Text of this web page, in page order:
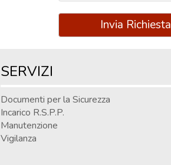
Invia Richiesta
SERVIZI
Documenti per la Sicurezza
Incarico R.S.P.P.
Manutenzione
Vigilanza